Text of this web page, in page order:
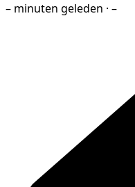
– minuten geleden · –